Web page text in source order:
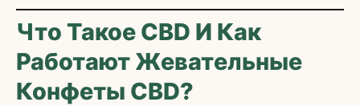
Что Такое CBD И Как
Работают Жевательные
Конфеты CBD?